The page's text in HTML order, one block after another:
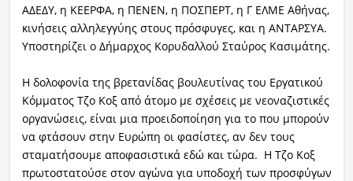
ΑΔΕΔΥ, η ΚΕΕΡΦΑ, η ΠΕΝΕΝ, η ΠΟΣΠΕΡΤ, η Γ ΕΛΜΕ Αθήνας,
κινήσεις αλληλεγγύης στους πρόσφυγες, και η ΑΝΤΑΡΣΥΑ.
Υποστηρίζει ο Δήμαρχος Κορυδαλλού Σταύρος Κασιμάτης.
Η δολοφονία της βρετανίδας βουλευτίνας του Εργατικού
Κόμματος Τζο Κοξ από άτομο με σχέσεις με νεοναζιστικές
οργανώσεις, είναι μια προειδοποίηση για το που μπορούν
να φτάσουν στην Ευρώπη οι φασίστες, αν δεν τους
σταματήσουμε αποφασιστικά εδώ και τώρα. Η Τζο Κοξ
πρωτοστατούσε στον αγώνα για υποδοχή των προσφύγων